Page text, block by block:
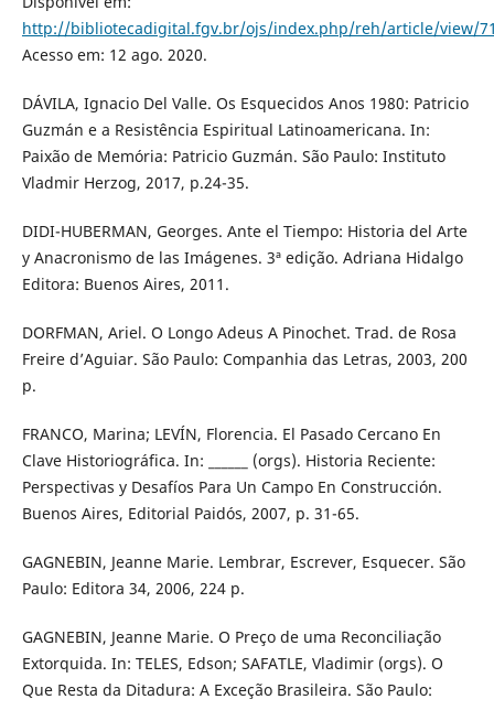
http://bibliotecadigital.fgv.br/ojs/index.php/reh/article/view/
Acesso em: 12 ago. 2020.
DÁVILA, Ignacio Del Valle. Os Esquecidos Anos 1980: Patricio
Guzmán e a Resistência Espiritual Latinoamericana. In:
Paixão de Memória: Patricio Guzmán. São Paulo: Instituto
Vladmir Herzog, 2017, p.24-35.
DIDI-HUBERMAN, Georges. Ante el Tiempo: Historia del Arte
y Anacronismo de las Imágenes. 3ª edição. Adriana Hidalgo
Editora: Buenos Aires, 2011.
DORFMAN, Ariel. O Longo Adeus A Pinochet. Trad. de Rosa
Freire d’Aguiar. São Paulo: Companhia das Letras, 2003, 200
p.
FRANCO, Marina; LEVÍN, Florencia. El Pasado Cercano En
Clave Historiográfica. In: ______ (orgs). Historia Reciente:
Perspectivas y Desafíos Para Un Campo En Construcción.
Buenos Aires, Editorial Paidós, 2007, p. 31-65.
GAGNEBIN, Jeanne Marie. Lembrar, Escrever, Esquecer. São
Paulo: Editora 34, 2006, 224 p.
GAGNEBIN, Jeanne Marie. O Preço de uma Reconciliação
Extorquida. In: TELES, Edson; SAFATLE, Vladimir (orgs). O
Que Resta da Ditadura: A Exceção Brasileira. São Paulo: